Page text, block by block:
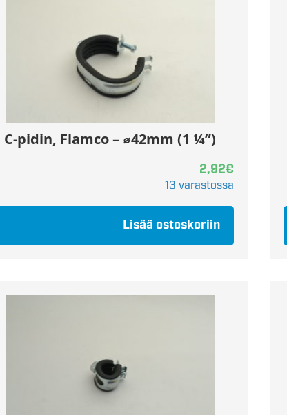
C-pidin, Flamco – ⌀42mm (1 ¼”)
2,92€
13 varastossa
Lisää ostoskoriin